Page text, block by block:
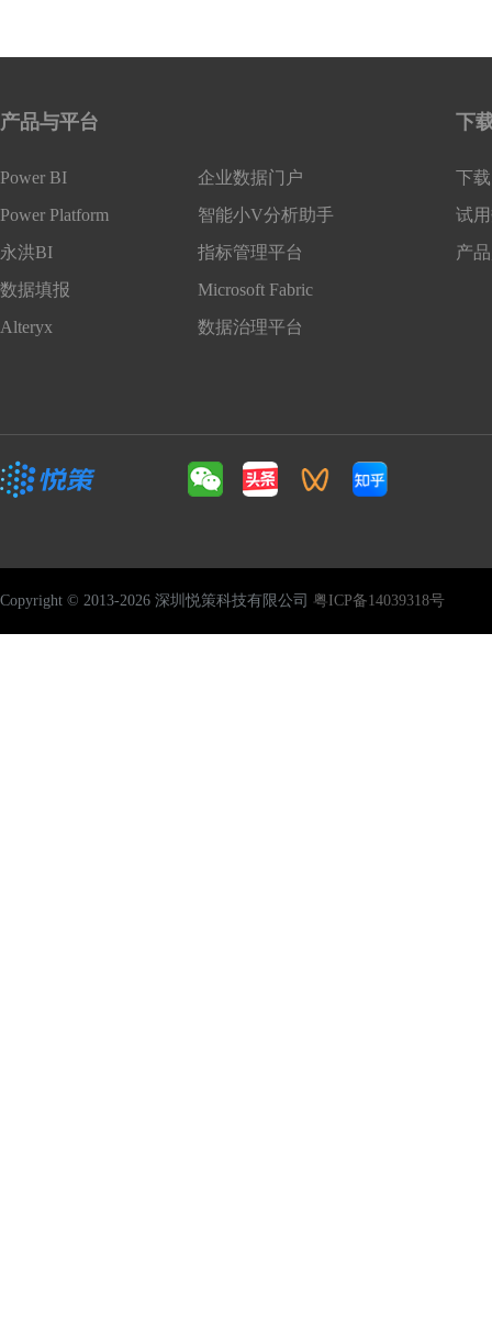
产品与平台
Power BI
企业数据门户
Power Platform
智能小V分析助手
永洪BI
指标管理平台
数据填报
Microsoft Fabric
Alteryx
数据治理平台
下
下
试
产
Copyright © 2013-2026 深圳悦策科技有限公司 粤ICP备14039318号